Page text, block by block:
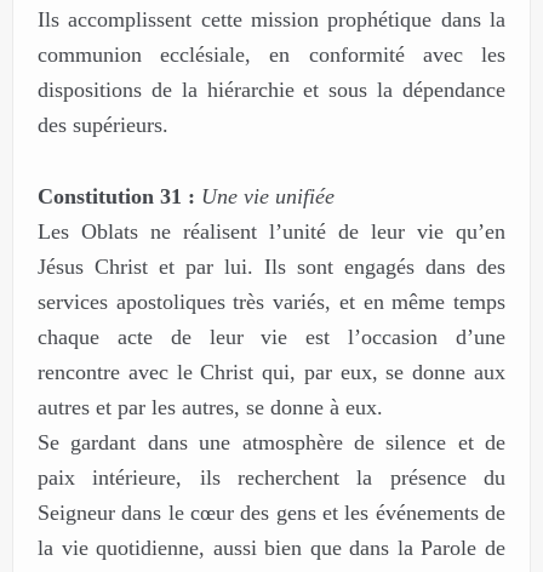
Ils accomplissent cette mission prophétique dans la
communion ecclésiale, en conformité avec les
dispositions de la hiérarchie et sous la dépendance
des supérieurs.
Constitution 31 : Une vie unifiée
Les Oblats ne réalisent l’unité de leur vie qu’en
Jésus Christ et par lui. Ils sont engagés dans des
services apostoliques très variés, et en même temps
chaque acte de leur vie est l’occasion d’une
rencontre avec le Christ qui, par eux, se donne aux
autres et par les autres, se donne à eux.
Se gardant dans une atmosphère de silence et de
paix intérieure, ils recherchent la présence du
Seigneur dans le cœur des gens et les événements de
la vie quotidienne, aussi bien que dans la Parole de